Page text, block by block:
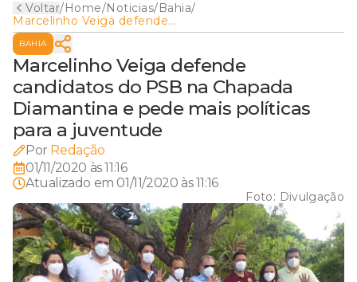
Voltar/Home/Noticias/Bahia/
Marcelinho Veiga defende
candidatos do PSB na
Chapada Diamantina e pede
mais políticas para a
juventude
BAHIA
Marcelinho Veiga defende
candidatos do PSB na Chapada
Diamantina e pede mais políticas
para a juventude
Por Redação
01/11/2020 às 11:16
Atualizado em 01/11/2020 às 11:16
Foto: Divulgação